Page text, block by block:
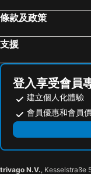
Beauty Hotels Taipei -
Hotel Fun - Linsen
凡登．東棧商務旅店
Xingfumiwo Happiness
Wowhappy Daan
桃園火車站
九份
饒河街觀光夜市
萬華區
新北投
新竹火車站
條款及政策
支援
登入享受會員
建立個人化體驗
會員優惠和會員
trivago N.V., Kesselstraße